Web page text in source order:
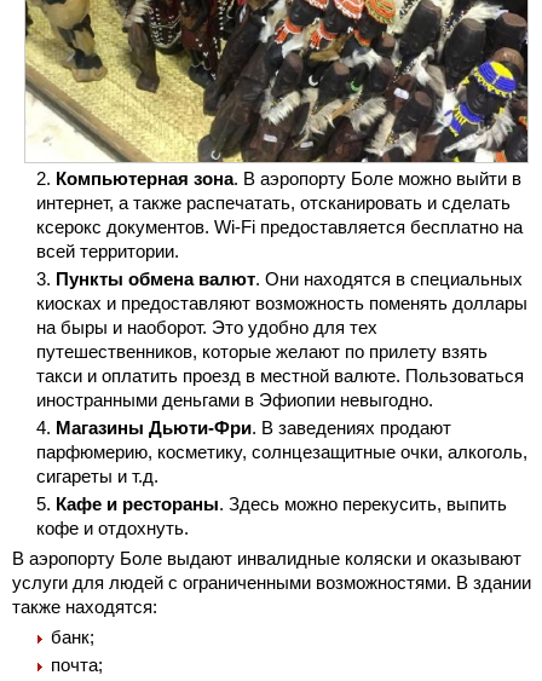
Компьютерная зона. В аэропорту Боле можно выйти в
интернет, а также распечатать, отсканировать и сделать
ксерокс документов. Wi-Fi предоставляется бесплатно на
всей территории.
Пункты обмена валют. Они находятся в специальных
киосках и предоставляют возможность поменять доллары
на быры и наоборот. Это удобно для тех
путешественников, которые желают по прилету взять
такси и оплатить проезд в местной валюте. Пользоваться
иностранными деньгами в Эфиопии невыгодно.
Магазины Дьюти-Фри. В заведениях продают
парфюмерию, косметику, солнцезащитные очки, алкоголь,
сигареты и т.д.
Кафе и рестораны. Здесь можно перекусить, выпить
кофе и отдохнуть.
В аэропорту Боле выдают инвалидные коляски и оказывают
услуги для людей с ограниченными возможностями. В здании
также находятся:
банк;
почта;